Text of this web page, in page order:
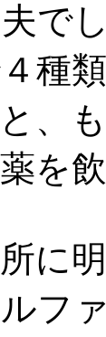
で
種
、
を
に
フ